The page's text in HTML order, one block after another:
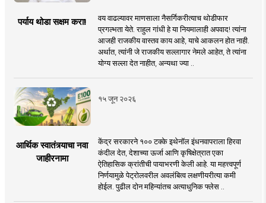
पर्याय थोडा सक्षम करा!
वय वाढल्यावर माणसाला नैसर्गिकरीत्याच थोडीफार
प्रगल्भता येते. राहुल गांधी हे या नियमालाही अपवाद! त्यांना
आजही राजकीय वास्तव काय आहे, याचे आकलन होत नाही.
अर्थात, त्यांनी जे राजकीय सल्लागार नेमले आहेत, ते त्यांना
योग्य सल्ला देत नाहीत, अन्यथा ज्या ..
१५ जून २०२६
आर्थिक स्वातंत्र्याचा नवा
जाहीरनामा
केंद्र सरकारने १०० टक्के इथेनॉल इंधनवापराला हिरवा
कंदील देत, देशाच्या ऊर्जा आणि कृषिक्षेत्रात एका
ऐतिहासिक क्रांतीची पायाभरणी केली आहे. या महत्त्वपूर्ण
निर्णयामुळे पेट्रोलवरील अवलंबित्व लक्षणीयरीत्या कमी
होईल. पुढील दोन महिन्यांतच अत्याधुनिक फ्लेस ..